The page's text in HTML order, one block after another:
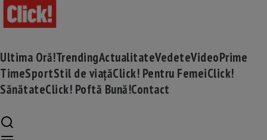
Ultima Oră!TrendingActualitateVedeteVideoPrime
TimeSportStil de viațăClick! Pentru FemeiClick!
SănătateClick! Poftă Bună!Contact